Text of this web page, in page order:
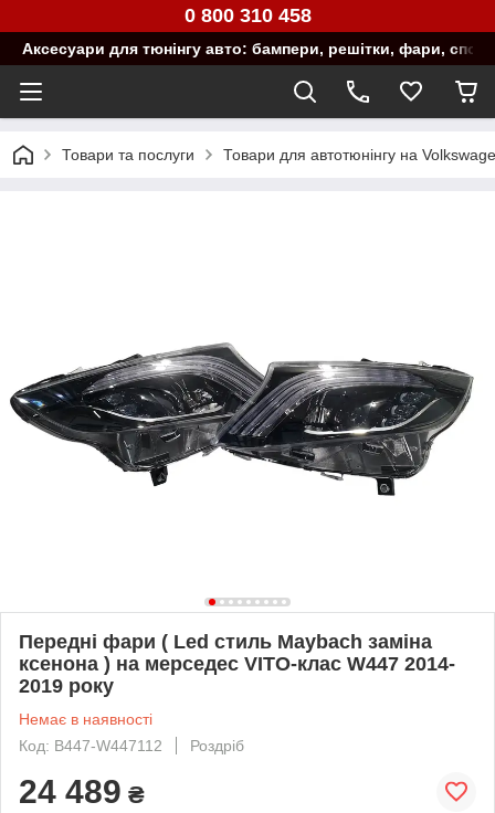
0 800 310 458
Аксесуари для тюнінгу авто: бампери, решітки, фари,
Товари та послуги Товари для автотюнінгу на
Передні фари ( Led стиль Maybach заміна
ксенона ) на мерседес VITO-клас W447 2014-
2019 року
Немає в наявності
Код: B447-W447112
Роздріб
24 489 ₴